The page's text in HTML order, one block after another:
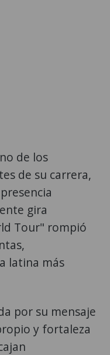
de los
de su carrera,
gira
Tour" rompió
latina más
por su mensaje
y fortaleza